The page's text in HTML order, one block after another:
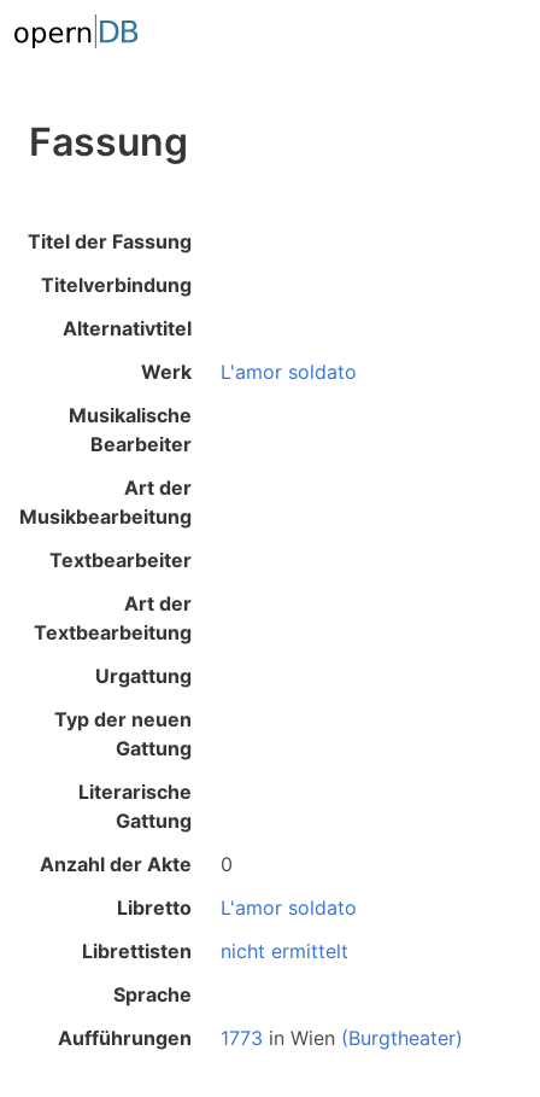
Fassung
Titel der Fassung
Titelverbindung
Alternativtitel
Werk
L'amor soldato
Musikalische
Bearbeiter
Art der
Musikbearbeitung
Textbearbeiter
Art der
Textbearbeitung
Urgattung
Typ der neuen
Gattung
Literarische
Gattung
Anzahl der Akte
0
Libretto
L'amor soldato
Librettisten
nicht ermittelt
Sprache
Aufführungen
1773 inWien (Burgtheater)